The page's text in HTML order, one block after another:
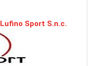
Lufino Sport S.n.c.